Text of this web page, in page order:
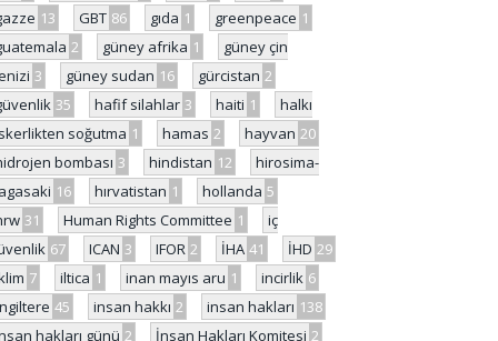
13 GBT 86 gıda 1 greenpeace 1
2 güney afrika 1
güney çin
3 güney sudan 16 gürcistan 2
35 hafif silahlar 3 haiti 1
halkı
soğutma 1 hamas 2 hayvan 20
bombası 3 hindistan 12
hirosima-
16 hırvatistan 1 hollanda 5
31 Human Rights Committee 1
iç
67 ICAN 3 IFOR 2 İHA 41 İHD 29
7 iltica 1 inan mayıs aru 1 incirlik 6
45 insan hakkı 2 insan hakları 138
hakları günü 2 İnsan Hakları Komitesi 2